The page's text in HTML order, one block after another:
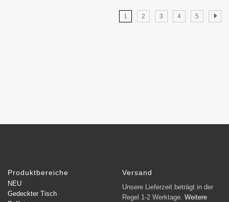
1 2 3 4 5
Produktbereiche
NEU
Gedeckter Tisch
Versand
Unsere Lieferzeit beträgt in der
Regel 1-2 Werktage. Weitere